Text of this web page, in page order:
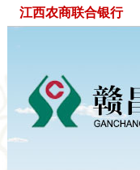
江西农商联合银行